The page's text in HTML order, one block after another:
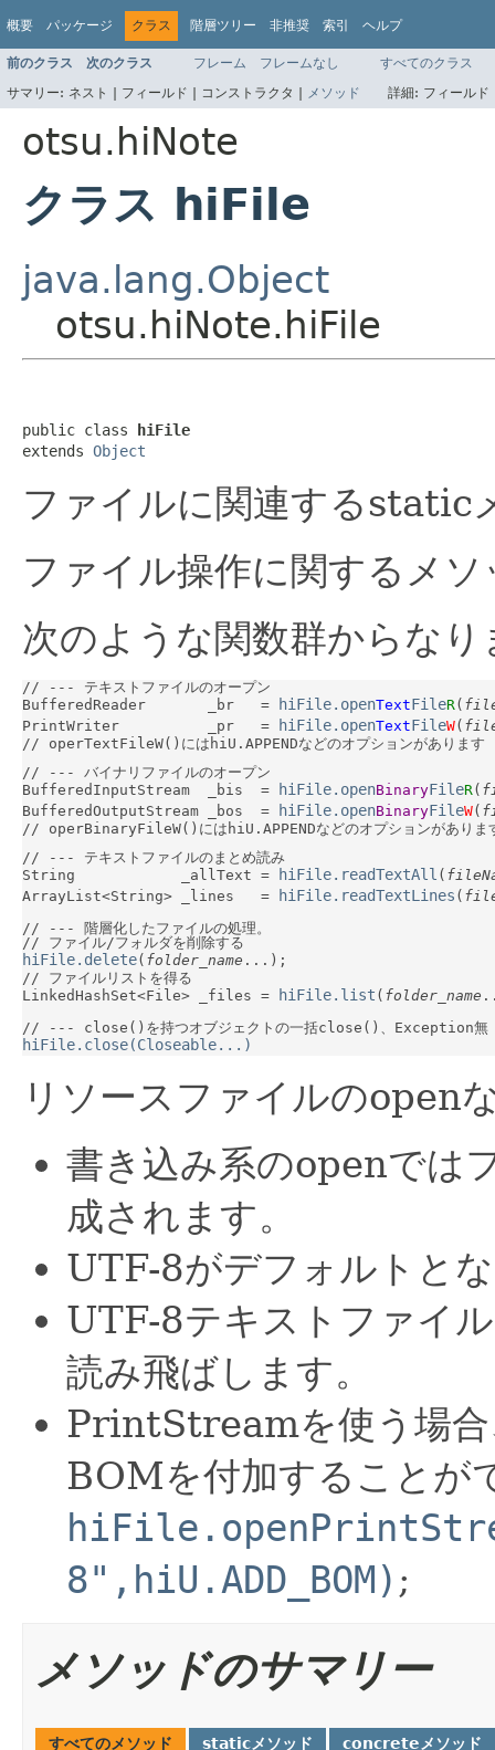
概要 パッケージ クラス 階層ツリー 非推奨 索引 ヘルプ
前のクラス 次のクラス フレーム フレームなし
すべてのクラス
サマリー: ネスト | フィールド | コンストラクタ | メソッド 詳細: フィール
otsu.hiNote
クラス hiFile
java.lang.Object
otsu.hiNote.hiFile
public class hiFile
extends Object
ファイルに関連するstatic
ファイル操作に関するメ
次のような関数群からなり
// --- テキストファイルのオープン
BufferedReader       _br   = hiFile.openTextFileR(
PrintWriter          _pr   = hiFile.openTextFileW(
// operTextFileW()にはhiU.APPENDなどのオプションがあります
// --- バイナリファイルのオープン
BufferedInputStream  _bis  = hiFile.openBinaryFileR(
BufferedOutputStream _bos  = hiFile.openBinaryFileW(
// operBinaryFileW()にはhiU.APPENDなどのオプションがありま
// --- テキストファイルのまとめ読み
String            _allText = hiFile.readTextAll (
ArrayList<String> _lines   = hiFile.readTextLines (
// --- 階層化したファイルの処理。
hiFile.delete( folder_name ...);
// ファイルリストを得る
LinkedHashSet<File> _files = hiFile.list ( folder_name
hiFile.close(Closeable...)
リソースファイルのopen
書き込み系のopenでは
成されます。
UTF-8がデフォルトと
UTF-8テキストファイ
読み飛ばします。
PrintStreamを使う場
BOMを付加することが
8",hiU.ADD_BOM) ;
メソッドのサマリー
すべてのメソッド staticメソッド concreteメソッド